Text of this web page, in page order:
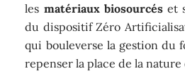
les matériaux biosourcéset
du dispositif Zéro
qui bouleverse la gestion du
repenser la place de la nature